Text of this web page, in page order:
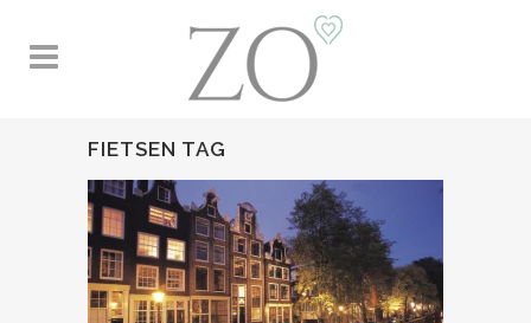
FIETSEN TAG